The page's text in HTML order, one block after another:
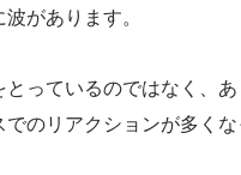
があります。
っているのではなく、
でのリアクションが多く